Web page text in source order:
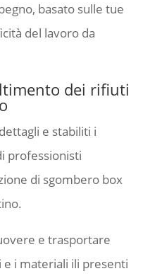
basato sulle tue
del lavoro da
dei rifiuti
e stabiliti i
professionisti
di sgombero box
e trasportare
i materiali ili presenti